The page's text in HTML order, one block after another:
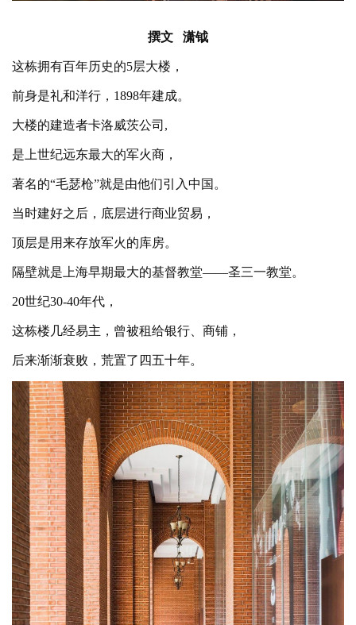
撰文 潇钺
这栋拥有百年历史的5层大楼，
前身是礼和洋行， 1898年建成。
大楼的建造者卡洛威茨公司 ,
是上世纪远东最大的军火商，
著名的“毛瑟枪”就是由他们引入中国。
当时建好之后，底层进行商业贸易，
顶层是用来存放军火的库房。
隔壁就是上海早期最大的基督教堂——圣三一教堂。
20世纪30-40年代，
这栋楼几经易主，曾被租给银行、商铺，
后来渐渐衰败，荒置了四五十年。